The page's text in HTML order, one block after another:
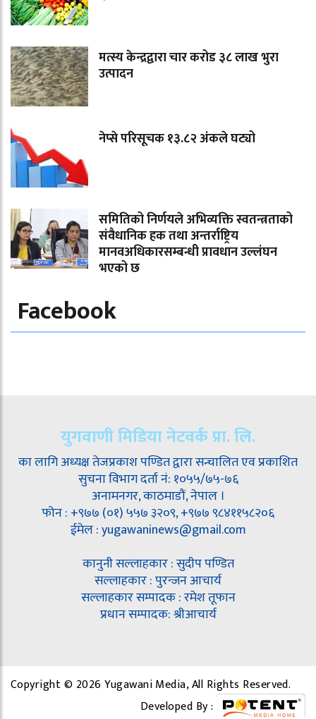
मत्स्य केन्द्रद्वारा चार करोड ३८ लाख भुरा
उत्पादन
नेप्से परिसूचक १३.८२ अंकले घट्यो
समितिको निर्णयले अभिव्यक्ति स्वतन्त्रताको
संवैधानिक हक तथा अन्तर्राष्ट्रिय
मानवअधिकारसम्बन्धी प्रावधान उल्लंघन
भएको छ
Facebook
युगवाणी मिडिया नेटवर्क प्रा. लि.
का लागि अध्यक्ष तेजप्रकाश पण्डित द्वारा सन्चालित एव प्रकाशित
सुचना विभाग दर्ता नं: १०५५/७५-७६
अनामनगर, काठमाडौं, नेपाल ।
फोन : +९७७ (०१) ५५७ ३२०९, +९७७ ९८४११५८२०६
ईमेल : yugawaninews@gmail.com
कानुनी सल्लाहकार : सुदीप पण्डित
सल्लाहकार : पुरन्जन आचार्य
सल्लाहकार सम्पादक : रमेश तूफान
प्रधान सम्पादक: श्रीआचार्य
Copyright © 2026 Yugawani Media, All Rights Reserved.
Developed By :